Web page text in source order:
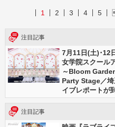
1 2 3 4 5
注目記事
7月11日(土)･12
女学院スクール
～Bloom
Party Stage／埼
イブレポートが
注目記事